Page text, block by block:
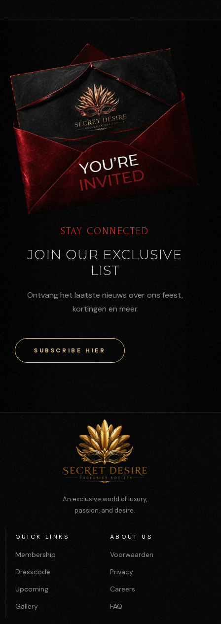
STAY CONNECTED
JOIN OUR EXCLUSIVE
LIST
Ontvang het laatste nieuws over ons feest,
kortingen en meer
SUBSCRIBE HIER
An exclusive world of luxury,
passion, and desire.
QUICK LINKS
Membership
Dresscode
Upcoming
Gallery
ABOUT US
Voorwaarden
Privacy
Careers
FAQ